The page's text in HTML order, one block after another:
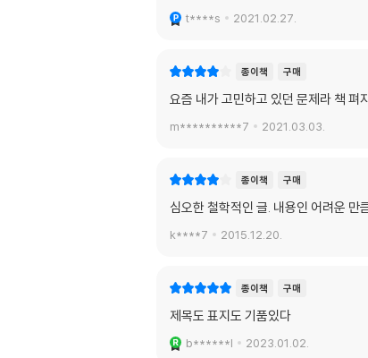
t****s 2021.02.27.
종이책 구매
요즘 내가 고민하고 있던 문제라 책 펴
m**********7 2021.03.03.
종이책 구매
심오한 철학적인 글. 내용인 어려운 만
k****7 2015.12.20.
종이책 구매
제목도 표지도 기품있다
b******l 2023.01.02.